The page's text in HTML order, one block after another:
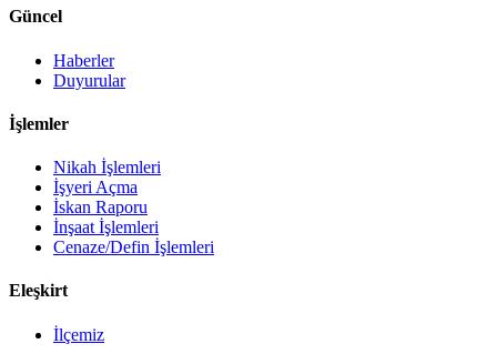
Güncel
Haberler
Duyurular
İşlemler
Nikah İşlemleri
İşyeri Açma
İskan Raporu
İnşaat İşlemleri
Cenaze/Defin İşlemleri
Eleşkirt
İlçemiz